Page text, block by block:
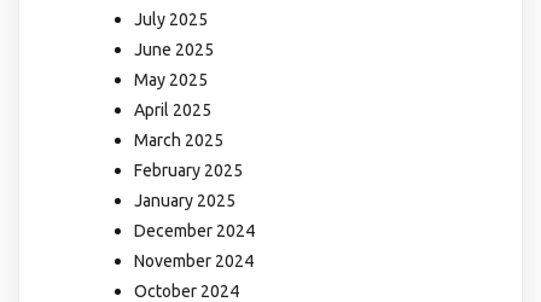
July 2025
June 2025
May 2025
April 2025
March 2025
February 2025
January 2025
December 2024
November 2024
October 2024